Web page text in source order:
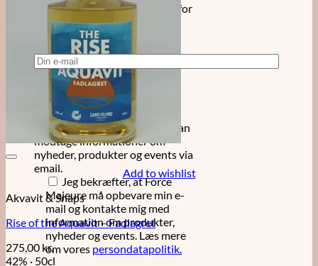
Tilmeld dig vores nyhedsbrev for
at holde dig opdateret på nye
produkter og events
Ja tak, tilmeld mig Force
Majeures nyhedsbrev, så jeg kan
modtage informationer om
nyheder, produkter og events via
email.
Jeg bekræfter, at Force
Majeure må opbevare min e-
mail og kontakte mig med
information om produkter,
nyheder og events. Læs mere
om vores persondatapolitik.
Add to wishlist
Akvavit & Snaps
Rise of the Aquavit – Fadlagret
275,00 kr.
42% · 50cl